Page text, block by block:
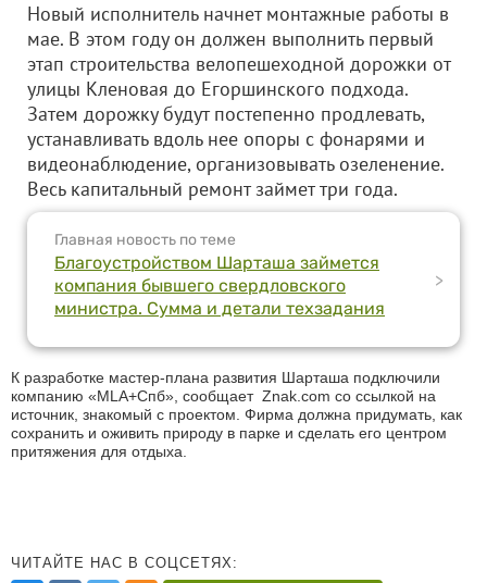
Новый исполнитель начнет монтажные работы в
мае. В этом году он должен выполнить первый
этап строительства велопешеходной дорожки от
улицы Кленовая до Егоршинского подхода.
Затем дорожку будут постепенно продлевать,
устанавливать вдоль нее опоры с фонарями и
видеонаблюдение, организовывать озеленение.
Весь капитальный ремонт займет три года.
Главная новость по теме
Благоустройством Шарташа займется
компания бывшего свердловского
министра. Сумма и детали техзадания
>
К разработке мастер-плана развития Шарташа подключили
компанию «MLA+Спб», сообщает Znak.com со ссылкой на
источник, знакомый с проектом. Фирма должна придумать, как
сохранить и оживить природу в парке и сделать его центром
притяжения для отдыха.
ЧИТАЙТЕ НАС В СОЦСЕТЯХ: